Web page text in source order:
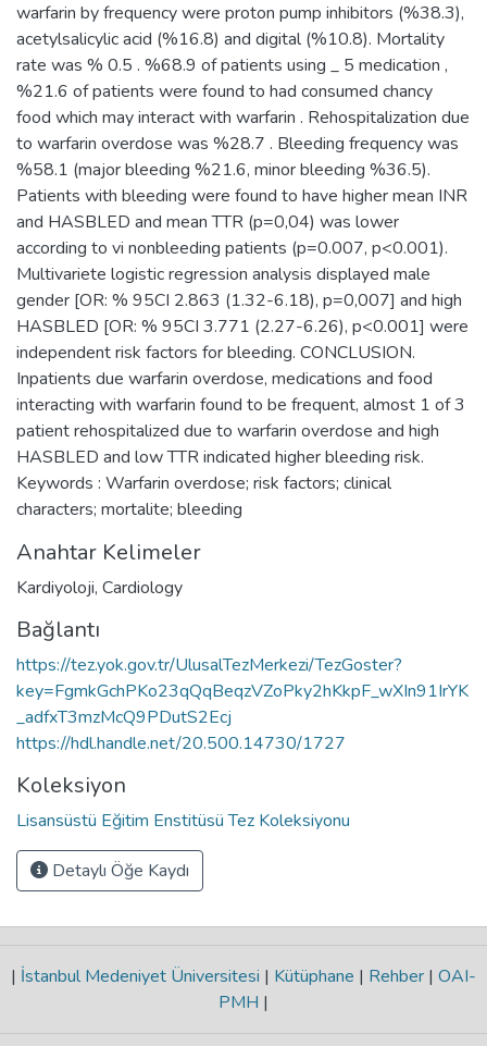
warfarin by frequency were proton pump inhibitors (%38.3),
acetylsalicylic acid (%16.8) and digital (%10.8). Mortality
rate was % 0.5 . %68.9 of patients using _ 5 medication ,
%21.6 of patients were found to had consumed chancy
food which may interact with warfarin . Rehospitalization due
to warfarin overdose was %28.7 . Bleeding frequency was
%58.1 (major bleeding %21.6, minor bleeding %36.5).
Patients with bleeding were found to have higher mean INR
and HASBLED and mean TTR (p=0,04) was lower
according to vi nonbleeding patients (p=0.007, p<0.001).
Multivariete logistic regression analysis displayed male
gender [OR: % 95CI 2.863 (1.32-6.18), p=0,007] and high
HASBLED [OR: % 95CI 3.771 (2.27-6.26), p<0.001] were
independent risk factors for bleeding. CONCLUSION.
Inpatients due warfarin overdose, medications and food
interacting with warfarin found to be frequent, almost 1 of 3
patient rehospitalized due to warfarin overdose and high
HASBLED and low TTR indicated higher bleeding risk.
Keywords : Warfarin overdose; risk factors; clinical
characters; mortalite; bleeding
Anahtar Kelimeler
Kardiyoloji, Cardiology
Bağlantı
https://tez.yok.gov.tr/UlusalTezMerkezi/TezGoster?
key=FgmkGchPKo23qQqBeqzVZoPky2hKkpF_wXIn91IrYK
_adfxT3mzMcQ9PDutS2Ecj
https://hdl.handle.net/20.500.14730/1727
Koleksiyon
Lisansüstü Eğitim Enstitüsü Tez Koleksiyonu
Detaylı Öğe Kaydı
| İstanbul Medeniyet Üniversitesi | Kütüphane | Rehber | OAI-
PMH |